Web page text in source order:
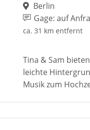
Berlin
Gage: auf
ca. 31 km entfernt
Tina & Sam
leichte
Musik zum